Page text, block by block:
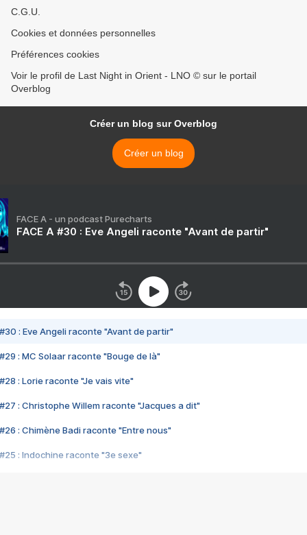
C.G.U.
Cookies et données personnelles
Préférences cookies
Voir le profil de Last Night in Orient - LNO © sur le portail
Overblog
Créer un blog sur Overblog
Créer un blog
FACE A - un podcast Purecharts
FACE A #30 : Eve Angeli raconte "Avant de partir"
#30 : Eve Angeli raconte "Avant de partir"
#29 : MC Solaar raconte "Bouge de là"
#28 : Lorie raconte "Je vais vite"
#27 : Christophe Willem raconte "Jacques a dit"
#26 : Chimène Badi raconte "Entre nous"
#25 : Indochine raconte "3e sexe"